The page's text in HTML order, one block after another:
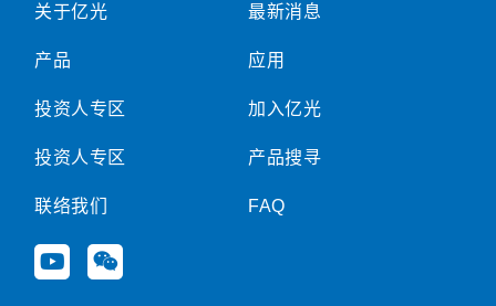
关于亿光
产品
投资人专区
投资人专区
联络我们
Y
o
W
e
最新消息
应用
加入亿光
产品搜寻
FAQ